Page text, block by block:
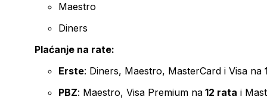
Maestro
Diners
Plaćanje na rate:
Erste: Diners, Maestro, MasterCard i Visa na
PBZ: Maestro, Visa Premium na 12 rata i